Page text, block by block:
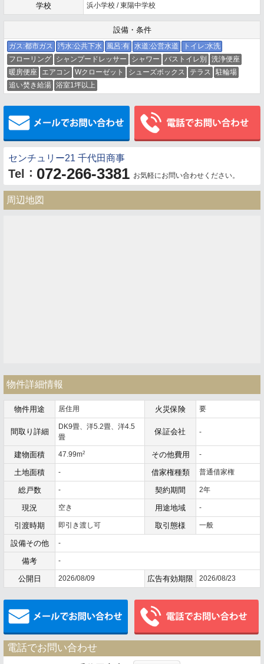
学校 浜小学校 / 東陽中学校
設備・条件
ガス:都市ガス 汚水:公共下水 風呂:有 水道:公営水道
トイレ:水洗
フローリング
シャンプードレッサー シャワー バストイレ別
洗浄便座
暖房便座
エアコン Wクローゼット シューズボックス テラス
駐輪場
追い焚き給湯 浴室1坪以上
メールでお問い合わせ
センチュリー21 千代田商事
Tel ： 072-266-3381 お気軽にお問い合わせください。
周辺地図
物件詳細情報
物件用途 居住用 火災保険 要
間取り詳細
DK9畳、洋5.2畳、洋4.5
畳
保証会社 -
建物面積 47.99m2 その他費用 -
土地面積 - 借家権種類 普通借家権
総戸数 - 契約期間 2年
現況 空き 用途地域 -
引渡時期 即引き渡し可 取引態様 一般
設備その他 -
備考 -
公開日 2026/08/09 広告有効期限 2026/08/23
メールでお問い合わせ
電話でお問い合わせ